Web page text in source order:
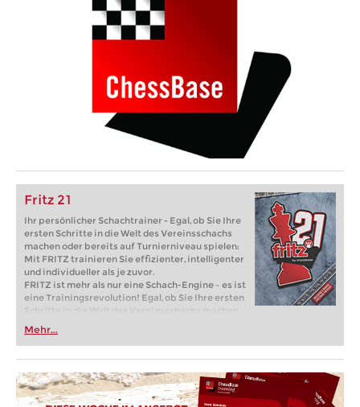
Fritz 21
Ihr persönlicher Schachtrainer - Egal, ob Sie Ihre
ersten Schritte in die Welt des Vereinsschachs
machen oder bereits auf Turnierniveau spielen:
Mit FRITZ trainieren Sie effizienter, intelligenter
und individueller als je zuvor.
FRITZ ist mehr als nur eine Schach-Engine – es ist
eine Trainingsrevolution! Egal, ob Sie Ihre ersten
Schritte in die Welt des Vereinsschachs machen
oder bereits auf Turnierniveau spielen: Mit
FRITZ trainieren Sie effizienter, intelligenter und
individueller als je zuvor.
Mehr...